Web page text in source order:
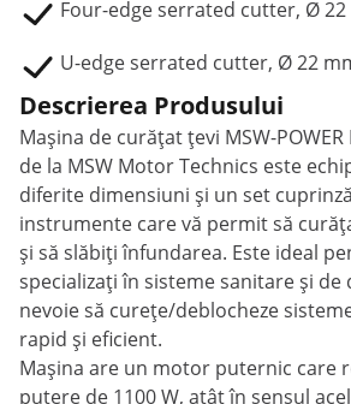
Four-edge serrated cutter, Ø 22
U-edge serrated cutter, Ø 22
Descrierea Produsului
Mașina de curățat țevi MSW-POWER
de la MSW Motor Technics este
diferite dimensiuni și un set
instrumente care vă permit să
și să slăbiți înfundarea. Este ideal
specializați în sisteme sanitare și de
nevoie să curețe/deblocheze
rapid și eficient.
Mașina are un motor puternic care
putere de 1100 W, atât în sensul